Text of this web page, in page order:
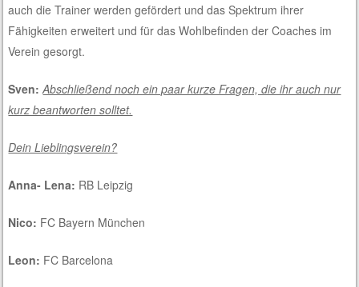
auch die Trainer werden gefördert und das Spektrum ihrer
Fähigkeiten erweitert und für das Wohlbefinden der Coaches im
Verein gesorgt.
Sven:Abschließend noch ein paar kurze Fragen, die ihr auch nur
kurz beantworten solltet.
Dein Lieblingsverein?
Anna- Lena: RB Leipzig
Nico: FC Bayern München
Leon: FC Barcelona